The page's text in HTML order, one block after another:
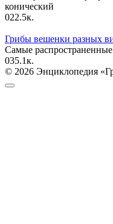
конический
022.5к.
Грибы вешенки разных
Самые
035.1к.
© 2026 Энциклопедия